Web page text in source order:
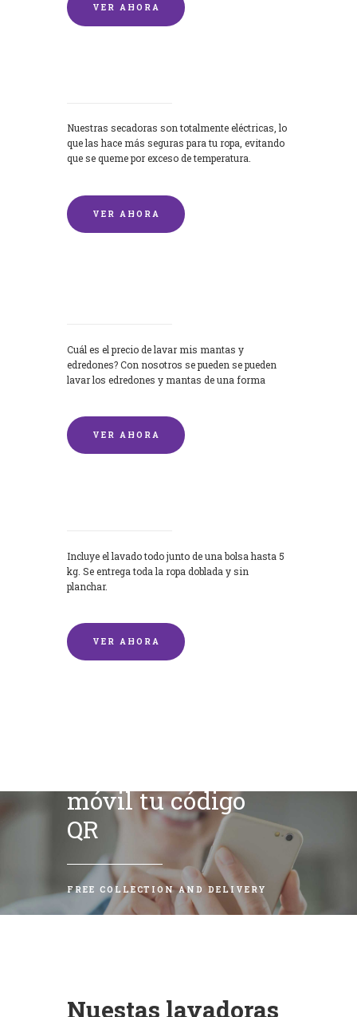
VER AHORA
Nuestras secadoras son totalmente eléctricas, lo
que las hace más seguras para tu ropa, evitando
que se queme por exceso de temperatura.
VER AHORA
Cuál es el precio de lavar mis mantas y
edredones? Con nosotros se pueden se pueden
lavar los edredones y mantas de una forma
VER AHORA
Incluye el lavado todo junto de una bolsa hasta 5
kg. Se entrega toda la ropa doblada y sin
planchar.
VER AHORA
móvil tu código
QR
FREE COLLECTION AND DELIVERY
Nuestas lavadoras